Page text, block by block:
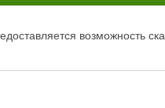
возможность